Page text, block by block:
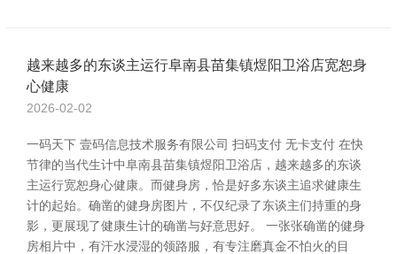
越来越多的东谈主运行阜南县苗集镇煜阳卫浴店宽恕身
心健康
2026-02-02
一码天下 壹码信息技术服务有限公司 扫码支付 无卡支付 在快
节律的当代生计中阜南县苗集镇煜阳卫浴店，越来越多的东谈
主运行宽恕身心健康。而健身房，恰是好多东谈主追求健康生
计的起始。确凿的健身房图片，不仅纪录了东谈主们持重的身
影，更展现了健康生计的确凿与好意思好。 一张张确凿的健身
房相片中，有汗水浸湿的领路服，有专注磨真金不怕火的目